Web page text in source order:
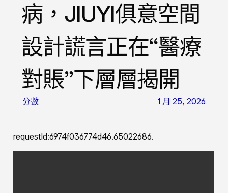
病，JIUYI俱意空間
設計謊言正在“醫療
對賬”下層層揭開
分數 1 月 25, 2026
requestId:6974f036774d46.65022686.